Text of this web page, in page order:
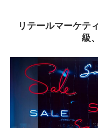
リテールマーケテ
級